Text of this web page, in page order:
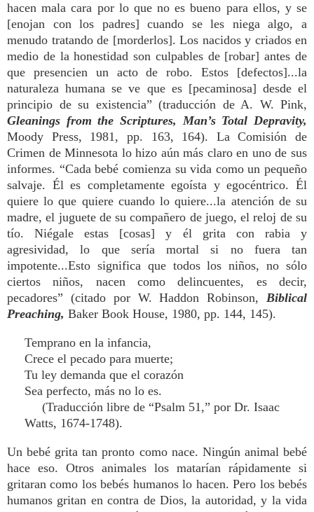
hacen mala cara por lo que no es bueno para ellos, y se
[enojan con los padres] cuando se les niega algo, a
menudo tratando de [morderlos]. Los nacidos y criados en
medio de la honestidad son culpables de [robar] antes de
que presencien un acto de robo. Estos [defectos]...la
naturaleza humana se ve que es [pecaminosa] desde el
principio de su existencia” (traducción de A. W. Pink,
Gleanings from the Scriptures, Man’s Total Depravity,
Moody Press, 1981, pp. 163, 164). La Comisión de
Crimen de Minnesota lo hizo aún más claro en uno de sus
informes. “Cada bebé comienza su vida como un pequeño
salvaje. Él es completamente egoísta y egocéntrico. Él
quiere lo que quiere cuando lo quiere...la atención de su
madre, el juguete de su compañero de juego, el reloj de su
tío. Niégale estas [cosas] y él grita con rabia y
agresividad, lo que sería mortal si no fuera tan
impotente...Esto significa que todos los niños, no sólo
ciertos niños, nacen como delincuentes, es decir,
pecadores” (citado por W. Haddon Robinson, Biblical
Preaching, Baker Book House, 1980, pp. 144, 145).
Temprano en la infancia,
Crece el pecado para muerte;
Tu ley demanda que el corazón
Sea perfecto, más no lo es.
(Traducción libre de “Psalm 51,” por Dr. Isaac
Watts, 1674-1748).
Un bebé grita tan pronto como nace. Ningún animal bebé
hace eso. Otros animales los matarían rápidamente si
gritaran como los bebés humanos lo hacen. Pero los bebés
humanos gritan en contra de Dios, la autoridad, y la vida